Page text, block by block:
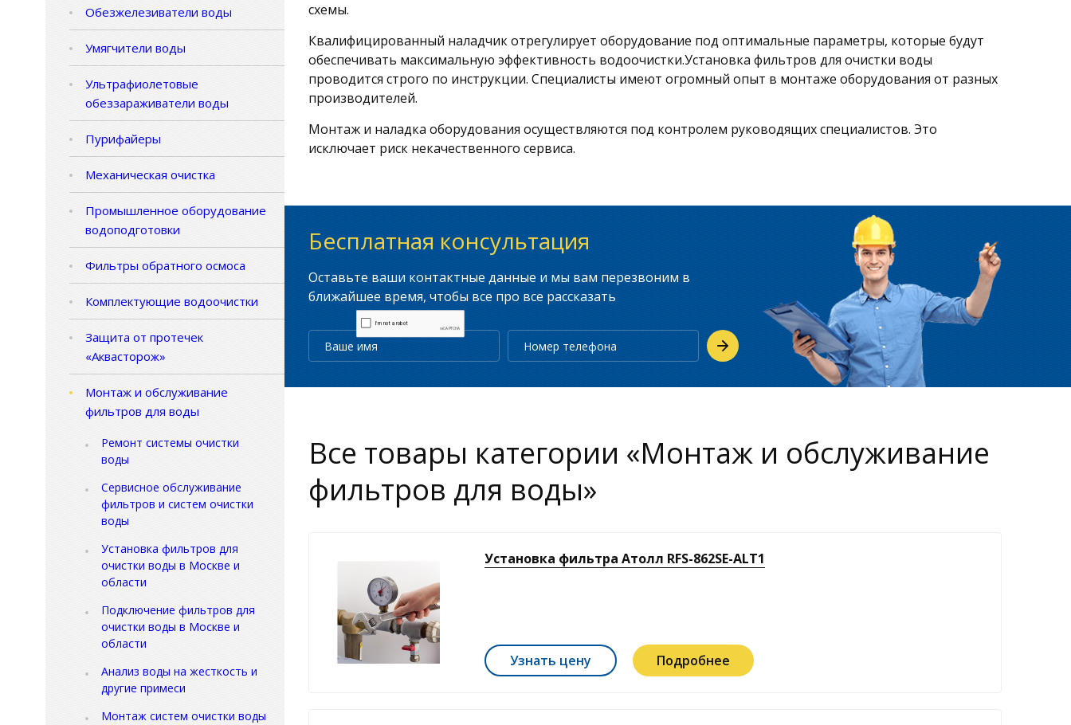
схемы.
Квалифицированный наладчик отрегулирует оборудование под оптимальные параметры, которые будут
обеспечивать максимальную эффективность водоочистки.Установка фильтров для очистки воды
проводится строго по инструкции. Специалисты имеют огромный опыт в монтаже оборудования от разных
производителей.
Монтаж и наладка оборудования осуществляются под контролем руководящих специалистов. Это
исключает риск некачественного сервиса.
Бесплатная консультация
Оставьте ваши контактные данные и мы вам перезвоним в
ближайшее время, чтобы все про все рассказать
Все товары категории «Монтаж и обслуживание
фильтров для воды»
Установка фильтра Атолл RFS-862SE-ALT1
Узнать цену Подробнее
Обезжелезиватели воды
Умягчители воды
Ультрафиолетовые
обеззараживатели воды
Пурифайеры
Механическая очистка
Промышленное оборудование
водоподготовки
Фильтры обратного осмоса
Комплектующие водоочистки
Защита от протечек
«Аквасторож»
Монтаж и обслуживание
фильтров для воды
Ремонт системы очистки
воды
Сервисное обслуживание
фильтров и систем очистки
воды
Установка фильтров для
очистки воды в Москве и
области
Подключение фильтров для
очистки воды в Москве и
области
Анализ воды на жесткость и
другие примеси
Монтаж систем очистки воды